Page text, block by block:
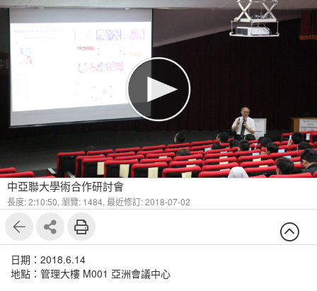
中亞聯大學術合作研討會
長度: 2:10:50, 瀏覽: 1484, 最近修訂: 2018-07-02
日期：2018.6.14
地點：管理大樓 M001 亞洲會議中心